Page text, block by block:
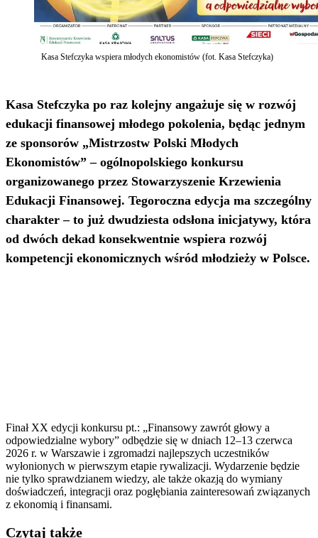
Kasa Stefczyka wspiera młodych ekonomistów (fot. Kasa Stefczyka)
Kasa Stefczyka po raz kolejny angażuje się w rozwój
edukacji finansowej młodego pokolenia, będąc jednym
ze sponsorów „Mistrzostw Polski Młodych
Ekonomistów” – ogólnopolskiego konkursu
organizowanego przez Stowarzyszenie Krzewienia
Edukacji Finansowej. Tegoroczna edycja ma szczególny
charakter – to już dwudziesta odsłona inicjatywy, która
od dwóch dekad konsekwentnie wspiera rozwój
kompetencji ekonomicznych wśród młodzieży w Polsce.
Finał XX edycji konkursu pt.: „Finansowy zawrót głowy a
odpowiedzialne wybory” odbędzie się w dniach 12–13 czerwca
2026 r. w Warszawie i zgromadzi najlepszych uczestników
wyłonionych w pierwszym etapie rywalizacji. Wydarzenie będzie
nie tylko sprawdzianem wiedzy, ale także okazją do wymiany
doświadczeń, integracji oraz pogłębiania zainteresowań związanych
z ekonomią i finansami.
Czytaj także